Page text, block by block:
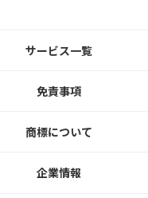
サービス一覧
免責事項
商標について
企業情報